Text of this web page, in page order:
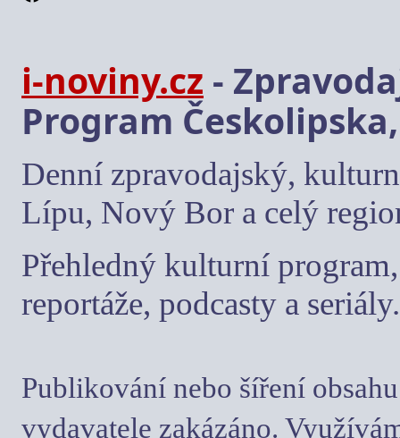
i-noviny.cz -
Program
Denní zpravodajský,
Lípu, Nový Bor a celý
Přehledný kulturní
reportáže, podcasty a seriály.
Publikování nebo šíření
vydavatele zakázáno.